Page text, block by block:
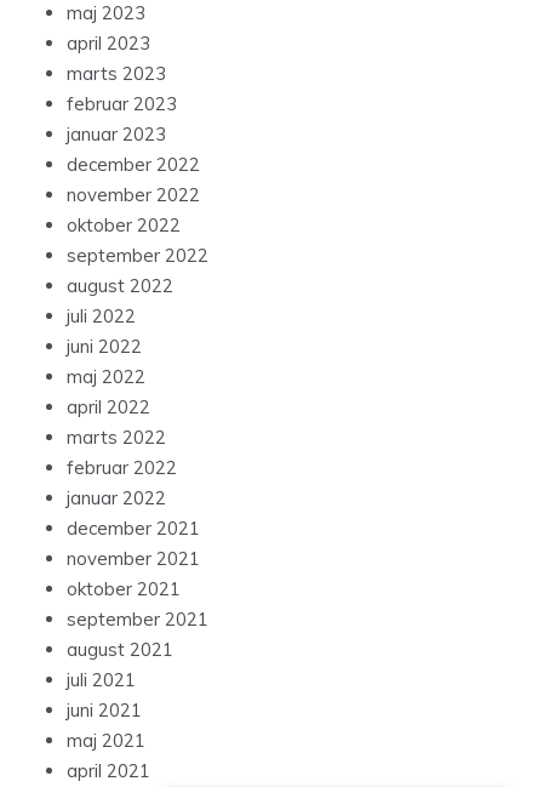
maj 2023
april 2023
marts 2023
februar 2023
januar 2023
december 2022
november 2022
oktober 2022
september 2022
august 2022
juli 2022
juni 2022
maj 2022
april 2022
marts 2022
februar 2022
januar 2022
december 2021
november 2021
oktober 2021
september 2021
august 2021
juli 2021
juni 2021
maj 2021
april 2021